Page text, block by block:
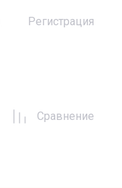
Регистрация
Сравнение